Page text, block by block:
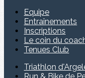
Equipe
Entraînements
Inscriptions
Le coin du
Tenues Club
Triathlon